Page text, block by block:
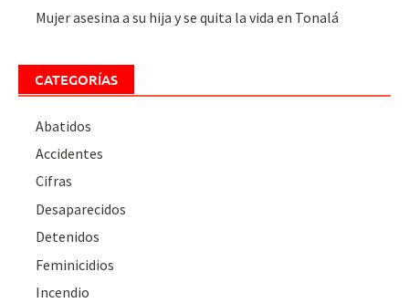
Mujer asesina a su hija y se quita la vida en Tonalá
CATEGORÍAS
Abatidos
Accidentes
Cifras
Desaparecidos
Detenidos
Feminicidios
Incendio